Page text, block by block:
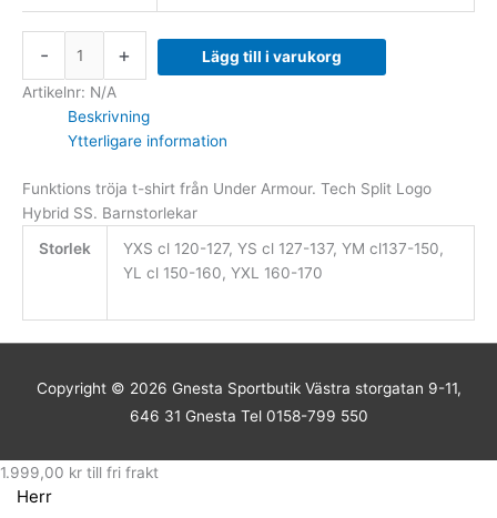
- + Lägg till i varukorg
Artikelnr: N/A
Beskrivning
Ytterligare information
Funktions tröja t-shirt från Under Armour. Tech Split Logo
Hybrid SS. Barnstorlekar
Storlek
YXS cl 120-127, YS cl 127-137, YM cl137-150,
YL cl 150-160, YXL 160-170
Copyright © 2026 Gnesta SportbutikVästra storgatan 9-11,
646 31 Gnesta Tel 0158-799 550
1.999,00 kr till fri frakt
Herr